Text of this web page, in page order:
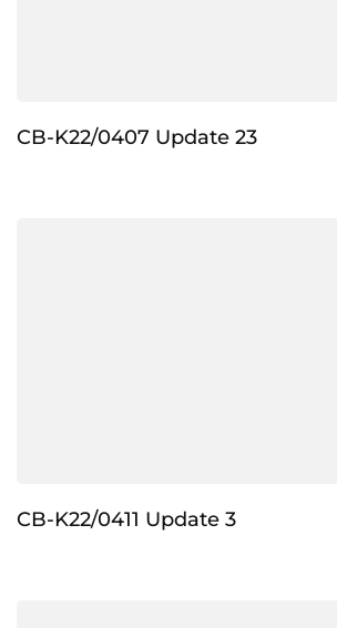
CB-K22/0407 Update 23
CB-K22/0411 Update 3